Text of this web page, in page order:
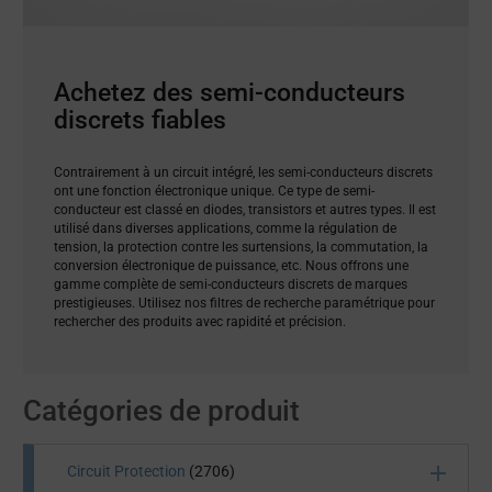
Achetez des semi-conducteurs
discrets fiables
Contrairement à un circuit intégré, les semi-conducteurs discrets
ont une fonction électronique unique. Ce type de semi-
conducteur est classé en diodes, transistors et autres types. Il est
utilisé dans diverses applications, comme la régulation de
tension, la protection contre les surtensions, la commutation, la
conversion électronique de puissance, etc. Nous offrons une
gamme complète de semi-conducteurs discrets de marques
prestigieuses. Utilisez nos filtres de recherche paramétrique pour
rechercher des produits avec rapidité et précision.
Catégories de produit
Circuit Protection (2706)